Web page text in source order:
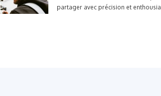
partager avec précision et